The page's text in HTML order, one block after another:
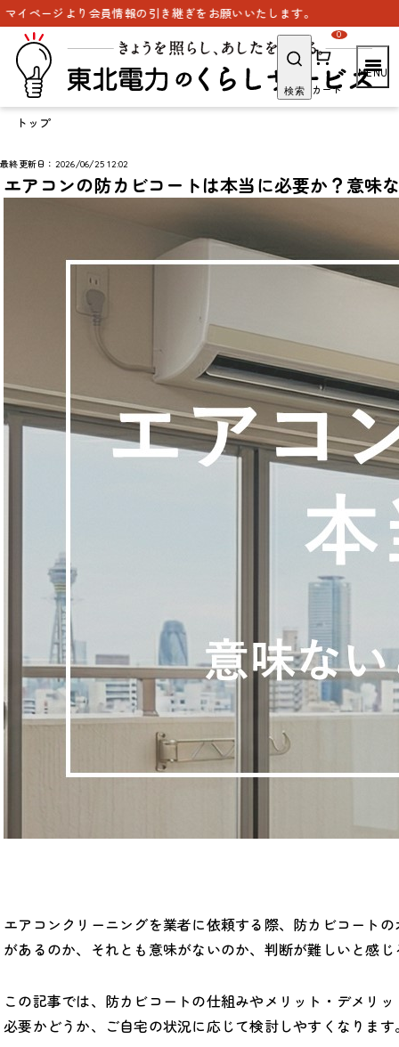
員情報の引き継ぎをお願いいたします。
検索 カート
0
トップ
最終更新日：2026/06/25 12:02
エアコンの防カビコートは本当に必要か？意味
エアコンクリーニングを業者に依頼する際、防カビコート
があるのか、それとも意味がないのか、判断が難しいと感
この記事では、防カビコートの仕組みやメリット・デメリ
必要かどうか、ご自宅の状況に応じて検討しやすくなります